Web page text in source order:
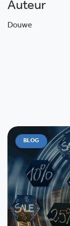
Auteur
Douwe
BLOG